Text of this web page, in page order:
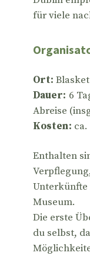
für viele
Ort:
Dauer: 6
Abreise
Kosten: ca.
Enthalten
Unterkünfte
Museum.
Die erste
du selbst,